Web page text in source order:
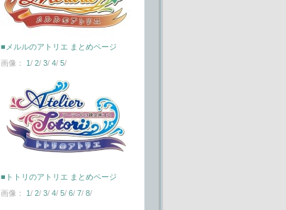
■メルルのアトリエ まとめページ
画像： 1/ 2/ 3/ 4/ 5/
■トトリのアトリエ まとめページ
画像： 1/ 2/ 3/ 4/ 5/ 6/ 7/ 8/